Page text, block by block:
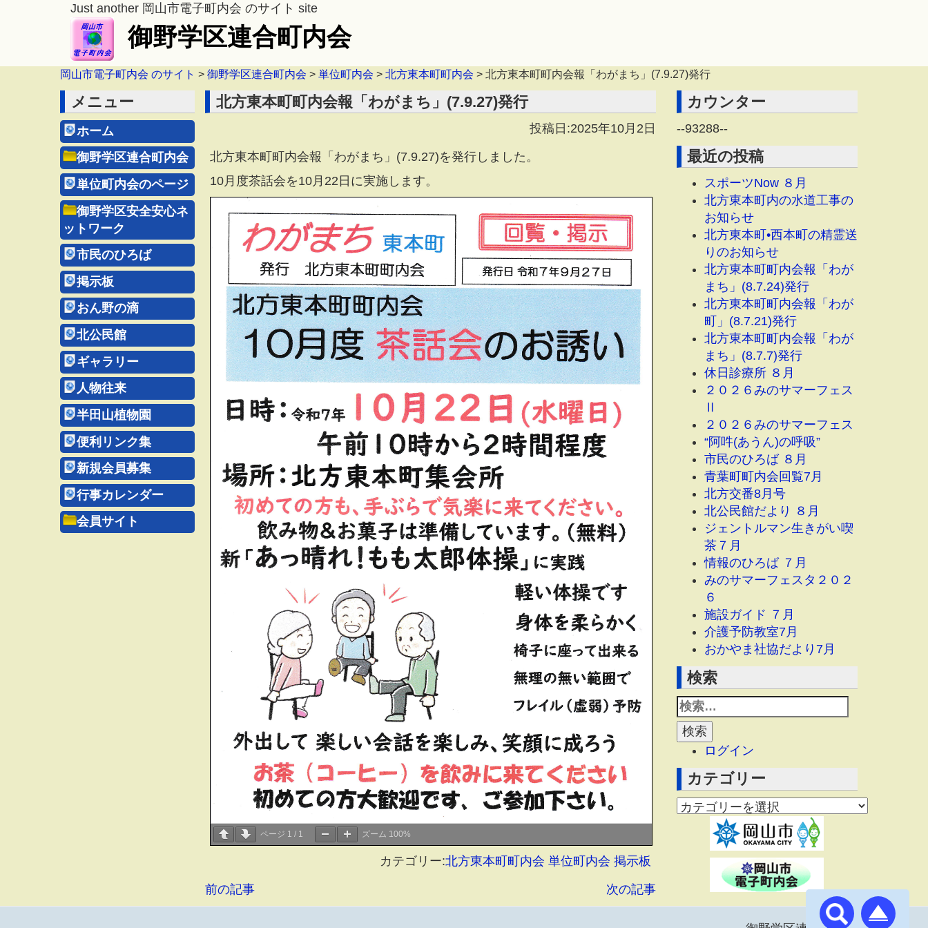
Just another 岡山市電子町内会 のサイト site
御野学区連合町内会
岡山市電子町内会 のサイト > 御野学区連合町内会 > 単位町内会 > 北方東本町町内会 > 北方東本町町内会報「わがまち」(7.9.27)発行
メニュー
ホーム
御野学区連合町内会
単位町内会のページ
御野学区安全安心ネ
ットワーク
市民のひろば
掲示板
おん野の滴
北公民館
ギャラリー
人物往来
半田山植物園
便利リンク集
新規会員募集
行事カレンダー
会員サイト
北方東本町町内会報「わがまち」(7.9.27)発行
投稿日:2025年10月2日
北方東本町町内会報「わがまち」(7.9.27)を発行しました。
10月度茶話会を10月22日に実施します。
ページ 1 / 1 ズーム 100%
カテゴリー:北方東本町町内会 単位町内会 掲示板
前の記事 次の記事
カウンター
--93288--
最近の投稿
スポーツNow ８月
北方東本町内の水道工事の
お知らせ
北方東本町•西本町の精霊送
りのお知らせ
北方東本町町内会報「わが
まち」(8.7.24)発行
北方東本町町内会報「わが
町」(8.7.21)発行
北方東本町町内会報「わが
まち」(8.7.7)発行
休日診療所 ８月
２０２６みのサマーフェス
Ⅱ
２０２６みのサマーフェス
“阿吽(あうん)の呼吸”
市民のひろば ８月
青葉町町内会回覧7月
北方交番8月号
北公民館だより ８月
ジェントルマン生きがい喫
茶７月
情報のひろば ７月
みのサマーフェスタ２０２
６
施設ガイド ７月
介護予防教室7月
おかやま社協だより7月
検索
ログイン
カテゴリー